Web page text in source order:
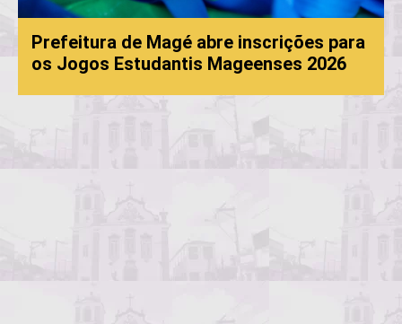
Prefeitura de Magé abre inscrições para
os Jogos Estudantis Mageenses 2026